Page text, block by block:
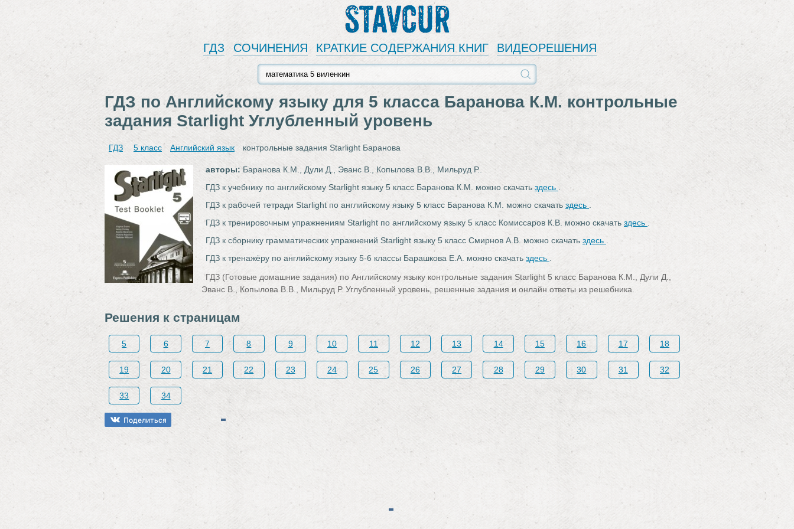
Stavcur
ГДЗ СОЧИНЕНИЯ КРАТКИЕ СОДЕРЖАНИЯ КНИГ ВИДЕОРЕШЕНИЯ
ГДЗ по Английскому языку для 5 класса Баранова К.М. контрольные
задания Starlight Углубленный уровень
ГДЗ 5 класс Английский язык контрольные задания Starlight Баранова
авторы: Баранова К.М., Дули Д., Эванс В., Копылова В.В., Мильруд Р..
ГДЗ к учебнику по английскому Starlight языку 5 класс Баранова К.М. можно скачать здесь
ГДЗ к рабочей тетради Starlight по английскому языку 5 класс Баранова К.М. можно скачать здесь
ГДЗ к тренировочным упражнениям Starlight по английскому языку 5 класс Комиссаров К.В. можно скачать здесь
ГДЗ к сборнику грамматических упражнений Starlight языку 5 класс Смирнов А.В. можно скачать здесь
ГДЗ к тренажёру по английскому языку 5-6 классы Барашкова Е.А. можно скачать здесь
ГДЗ (Готовые домашние задания) по Английскому языку контрольные задания Starlight 5 класс Баранова К.М., Дули Д.,
Эванс В., Копылова В.В., Мильруд Р. Углубленный уровень, решенные задания и онлайн ответы из решебника.
Решения к страницам
5 6 7 8 9 10 11 12 13 14 15 16 17 18
19 20 21 22 23 24 25 26 27 28 29 30 31 32
33 34
Поделиться